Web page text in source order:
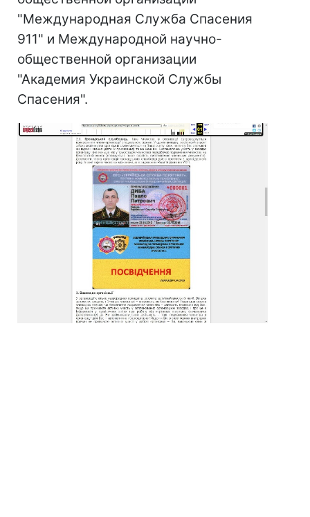
"Международная Служба Спасения
911" и Международной научно-
общественной организации
"Академия Украинской Службы
Спасения".